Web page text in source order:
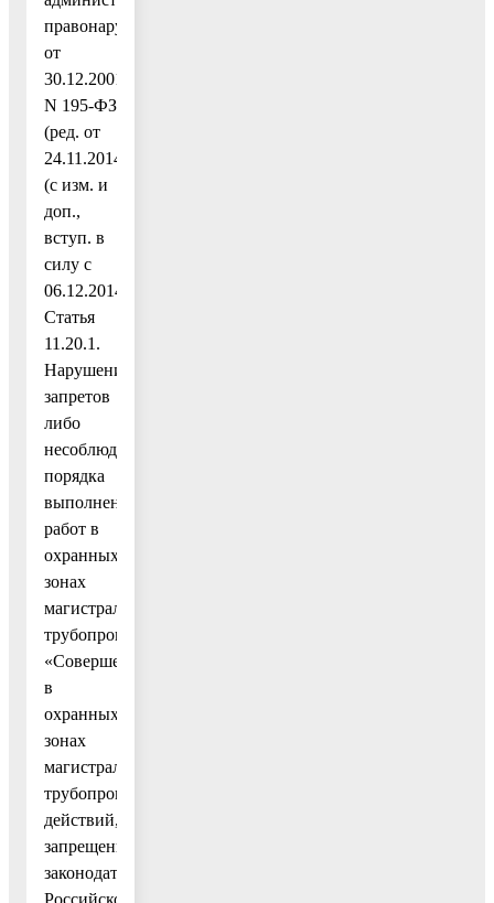
правонарушениях"
от
30.12.2001
N 195-ФЗ
(ред. от
24.11.2014)
(с изм. и
доп.,
вступ. в
силу с
06.12.2014)
Статья
11.20.1.
Нарушение
запретов
либо
несоблюдение
порядка
выполнения
работ в
охранных
зонах
магистральных
трубопроводов:
«Совершение
в
охранных
зонах
магистральных
трубопроводов
действий,
запрещенных
законодательством
Российской